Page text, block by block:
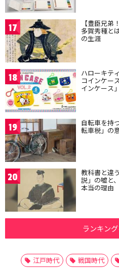
17 【豊臣兄弟
多賀秀種と
の生涯
18 ハローキテ
コインケー
インケース
19 自転車を持
転車税」の
20 教科書と違
説」の嘘と
本当の理由
ランキン
江戸時代 戦国時代